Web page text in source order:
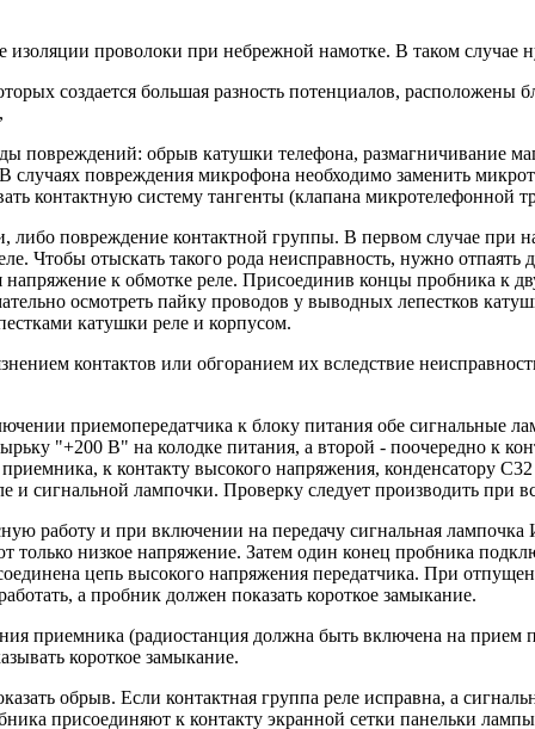
проволоки при небрежной намотке. В таком случае
создается большая разность потенциалов, расположены
обрыв катушки телефона, размагничивание
повреждения микрофона необходимо заменить
контактную систему тангенты (клапана микротелефонной
повреждение контактной группы. В первом случае при
Чтобы отыскать такого рода неисправность, нужно
напряжение к обмотке реле. Присоединив концы пробника к
осмотреть пайку проводов у выводных лепестков
катушки реле и корпусом.
контактов или обгоранием их вследствие
приемопередатчика к блоку питания обе сигнальные
"+200 В" на колодке питания, а второй - поочередно к
к контакту высокого напряжения, конденсатору
и сигнальной лампочки. Проверку следует производить при
работу и при включении на передачу сигнальная лампочка
только низкое напряжение. Затем один конец пробника
цепь высокого напряжения передатчика. При
а пробник должен показать короткое замыкание.
приемника (радиостанция должна быть включена на прием
короткое замыкание.
обрыв. Если контактная группа реле исправна, а
присоединяют к контакту экранной сетки панельки